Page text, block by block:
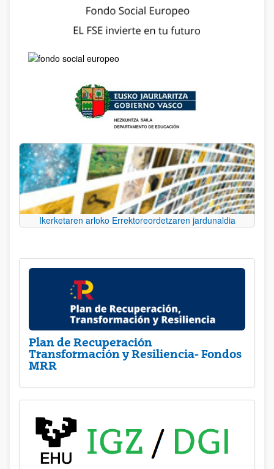
Ikerketaren arloko Errektoreordetzaren jardunaldia
Plan de Recuperación
Transformación y Resiliencia- Fondos
MRR